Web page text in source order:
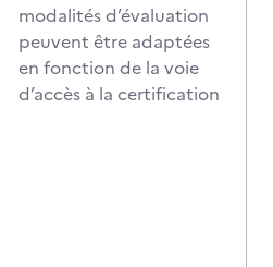
modalités d’évaluation
peuvent être adaptées
en fonction de la voie
d’accès à la certification